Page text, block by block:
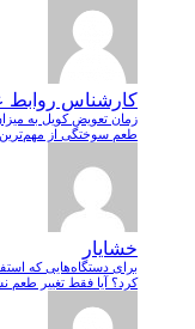
کارشناس روابط
زمان تعویض کویل به
طعم سوختگی از مهم‌ترین
خشایار
برای دستگاه‌هایی که
کرد؟ آیا فقط تغییر طعم